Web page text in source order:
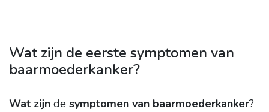
Wat zijn de eerste symptomen van
baarmoederkanker?
Wat zijn de symptomen van baarmoederkanker?